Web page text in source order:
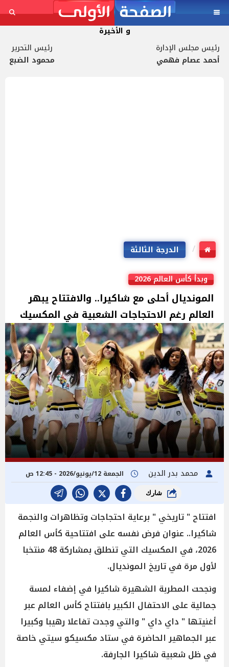
و الأخيرة
رئيس مجلس الإدارة
أحمد عصام فهمي
رئيس التحرير
محمود الضبع
الدرجة الثالثة
وبدأ كأس العالم 2026
المونديال أحلى مع شاكيرا.. والافتتاح يبهر
العالم رغم الاحتجاجات الشعبية في المكسيك
محمد بدر الدين الجمعة 12/يونيو/2026 - 12:45 ص
شارك
افتتاح " تاريخي " برعاية احتجاجات وتظاهرات والنجمة
شاكيرا.. عنوان فرض نفسه على افتتاحية كأس العالم
2026، في المكسيك التي تنطلق بمشاركة 48 منتخبا
لأول مرة في تاريخ المونديال.
ونجحت المطربة الشهيرة شاكيرا في إضفاء لمسة
جمالية على الاحتفال الكبير بافتتاح كأس العالم عبر
أغنيتها " داي داي " والتي وجدت تفاعلا رهيبا وكبيرا
عبر الجماهير الحاضرة في ستاد مكسيكو سيتي خاصة
في ظل شعبية شاكيرا الجارفة.